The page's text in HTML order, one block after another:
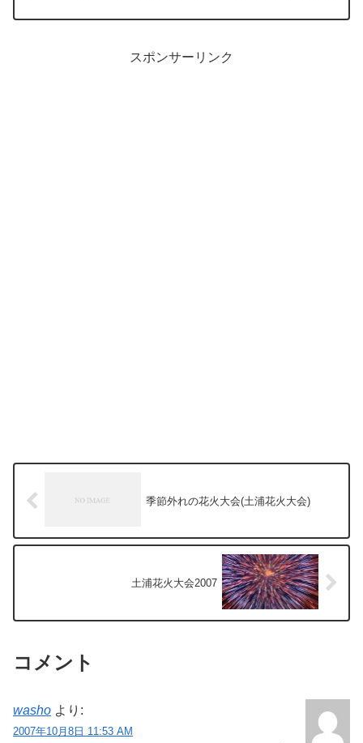
スポンサーリンク
季節外れの花火大会(土浦花火大会)
土浦花火大会2007
コメント
washo より:
2007年10月8日 11:53 AM